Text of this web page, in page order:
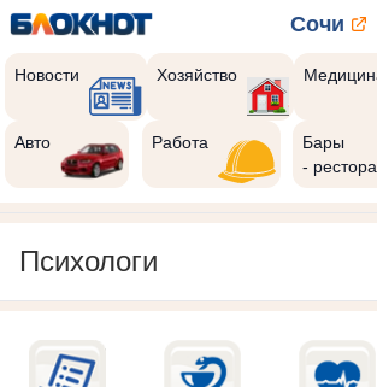
Сочи
Новости Хозяйство
Авто Работа
Бары
-
Психологи